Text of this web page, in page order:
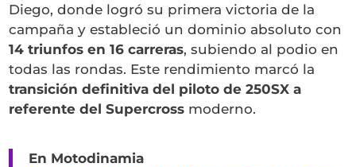
Diego, donde logró su primera victoria de la
campaña y estableció un dominio absoluto con
14 triunfos en 16 carreras, subiendo al podio en
todas las rondas. Este rendimiento marcó la
transición definitiva del piloto de 250SX a
referente del Supercross moderno.
En Motodinamia